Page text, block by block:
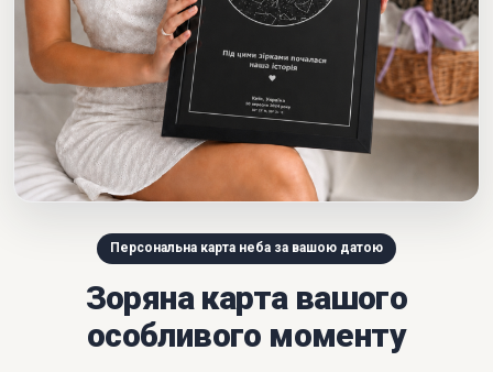
Персональна карта неба за вашою датою
Зоряна карта вашого
особливого моменту